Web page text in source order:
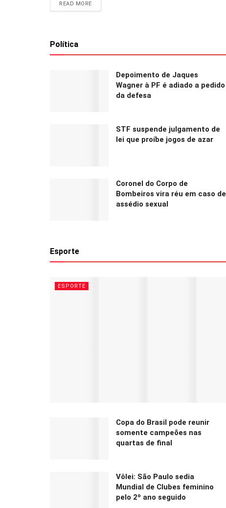
READ MORE
Política
Depoimento de Jaques
Wagner à PF é adiado a pedido
da defesa
STF suspende julgamento de
lei que proíbe jogos de azar
Coronel do Corpo de
Bombeiros vira réu em caso de
assédio sexual
Esporte
ESPORTE
Copa do Brasil pode reunir
somente campeões nas
quartas de final
Vôlei: São Paulo sedia
Mundial de Clubes feminino
pelo 2º ano seguido